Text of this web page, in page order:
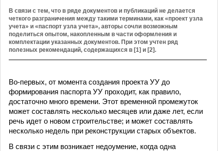
В связи с тем, что в ряде документов и публикаций не делается
четкого разграничения между такими терминами, как «проект узла
учета» и «паспорт узла учета», авторы сочли возможным
поделиться опытом, накопленным в части оформления и
комплектации указанных документов. При этом учтен ряд
полезных рекомендаций, содержащихся в [1] и [2].
Во-первых, от момента создания проекта УУ до
формирования паспорта УУ проходит, как правило,
достаточно много времени. Этот временной промежуток
может составлять несколько месяцев или даже лет, если
речь идет о новом строительстве; и может составлять
несколько недель при реконструкции старых объектов.
В связи с этим возникает недоумение, когда одна